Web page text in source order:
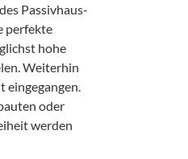
Passivhaus-
perfekte
hohe
Weiterhin
eingegangen.
oder
werden